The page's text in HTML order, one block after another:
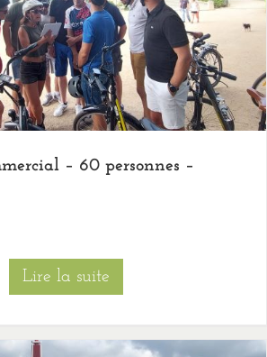
– 60 personnes –
Lire la suite